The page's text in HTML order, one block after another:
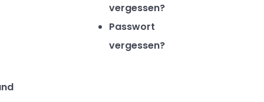
vergessen?
Passwort
vergessen?